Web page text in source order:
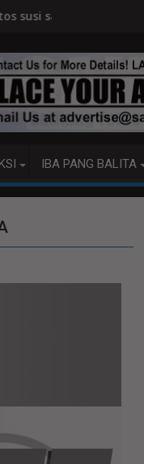
IBA PANG BALITA